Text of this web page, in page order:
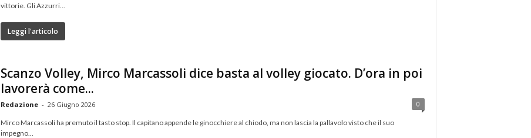
vittorie. Gli Azzurri...
Leggi l'articolo
Scanzo Volley, Mirco Marcassoli dice basta al volley giocato. D’ora in poi
lavorerà come...
Redazione - 26 Giugno 2026 0
Mirco Marcassoli ha premuto il tasto stop. Il capitano appende le ginocchiere al chiodo, ma non lascia la pallavolo visto che il suo
impegno...